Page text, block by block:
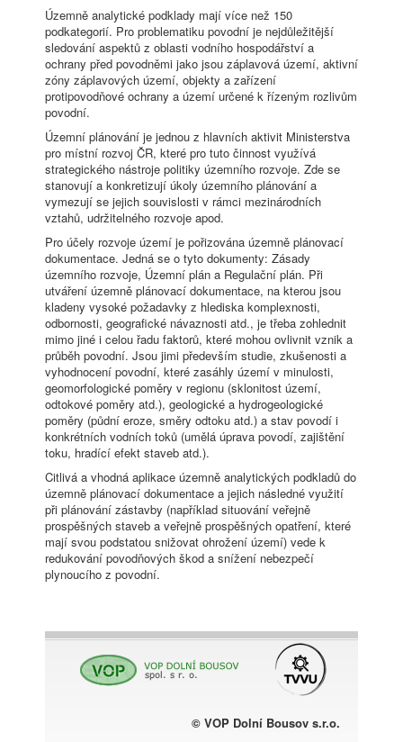
Územně analytické podklady mají více než 150
podkategorií. Pro problematiku povodní je nejdůležitější
sledování aspektů z oblasti vodního hospodářství a
ochrany před povodněmi jako jsou záplavová území, aktivní
zóny záplavových území, objekty a zařízení
protipovodňové ochrany a území určené k řízeným rozlivům
povodní.
Územní plánování je jednou z hlavních aktivit Ministerstva
pro místní rozvoj ČR, které pro tuto činnost využívá
strategického nástroje politiky územního rozvoje. Zde se
stanovují a konkretizují úkoly územního plánování a
vymezují se jejich souvislosti v rámci mezinárodních
vztahů, udržitelného rozvoje apod.
Pro účely rozvoje území je pořizována územně plánovací
dokumentace. Jedná se o tyto dokumenty: Zásady
územního rozvoje, Územní plán a Regulační plán. Při
utváření územně plánovací dokumentace, na kterou jsou
kladeny vysoké požadavky z hlediska komplexnosti,
odbornosti, geografické návaznosti atd., je třeba zohlednit
mimo jiné i celou řadu faktorů, které mohou ovlivnit vznik a
průběh povodní. Jsou jimi především studie, zkušenosti a
vyhodnocení povodní, které zasáhly území v minulosti,
geomorfologické poměry v regionu (sklonitost území,
odtokové poměry atd.), geologické a hydrogeologické
poměry (půdní eroze, směry odtoku atd.) a stav povodí i
konkrétních vodních toků (umělá úprava povodí, zajištění
toku, hradící efekt staveb atd.).
Citlivá a vhodná aplikace územně analytických podkladů do
územně plánovací dokumentace a jejich následné využití
při plánování zástavby (například situování veřejně
prospěšných staveb a veřejně prospěšných opatření, které
mají svou podstatou snižovat ohrožení území) vede k
redukování povodňových škod a snížení nebezpečí
plynoucího z povodní.
© VOP Dolní Bousov s.r.o.